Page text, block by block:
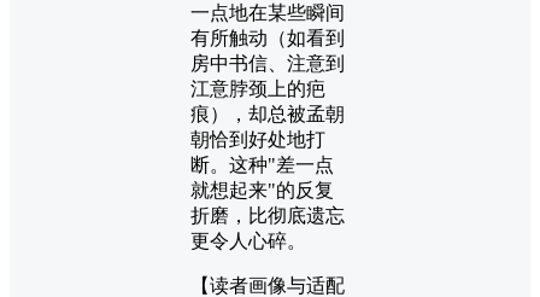
一点地在某些瞬间
有所触动（如看到
房中书信、注意到
江意脖颈上的疤
痕），却总被孟朝
朝恰到好处地打
断。这种"差一点
就想起来"的反复
折磨，比彻底遗忘
更令人心碎。
【读者画像与适配